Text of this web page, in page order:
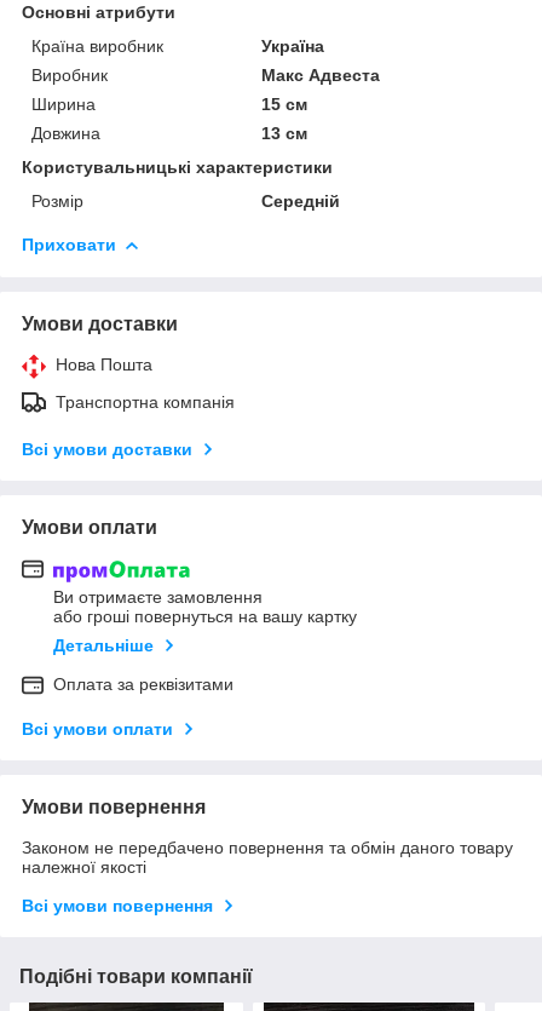
Основні атрибути
Країна виробник
Україна
Виробник
Макс Адвеста
Ширина
15 см
Довжина
13 см
Користувальницькі характеристики
Розмір
Середній
Приховати
Умови доставки
Нова Пошта
Транспортна компанія
Всі умови доставки
Умови оплати
Ви отримаєте замовлення
або гроші повернуться на вашу картку
Детальніше
Оплата за реквізитами
Всі умови оплати
Умови повернення
Законом не передбачено повернення та обмін даного товару
належної якості
Всі умови повернення
Подібні товари компанії